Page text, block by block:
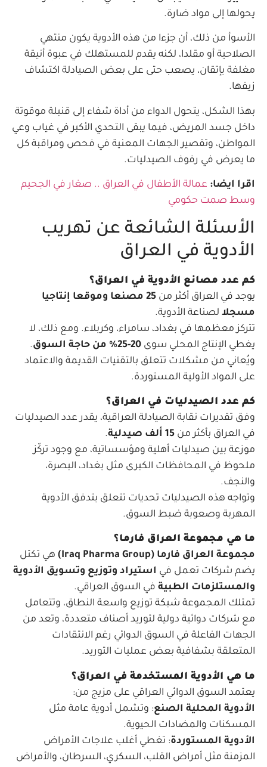
يحولها إلى مواد ضارة.
الأسوأ من ذلك، أن جزءا من هذه الأدوية يكون منتهي
الصلاحية أو مقلدا، لكنه يقدم للمستهلك في عبوة أنيقة
مغلفة بإتقان، يصعب حتى على بعض الصيادلة اكتشاف
زيفها.
بهذا الشكل، يتحول الدواء من أداة شفاء إلى قنبلة موقوتة
داخل جسد المريض، فيما يبقى التحدي الأكبر في غياب وعي
المواطن، وتقصير الجهات المعنية في فحص ومراقبة كل
ما يعرض في رفوف الصيدليات.
اقرا ايضا: عمالة الأطفال في العراق .. صغار في الجحيم
وسط صمت حكومي
الأسئلة الشائعة عن تهريب
الأدوية في العراق
كم عدد مصانع الأدوية في العراق؟
يوجد في العراق أكثر من
25 مصنعا وموقعا إنتاجيا
مسجلا لصناعة الأدوية.
تتركز معظمها في بغداد، سامراء، وكربلاء. ومع ذلك، لا
يغطي الإنتاج المحلي سوى 20-25% من حاجة السوق
.
ويُعاني من مشكلات تتعلق بالتقنيات القديمة والاعتماد
على المواد الأولية المستوردة.
كم عدد الصيدليات في العراق؟
وفق تقديرات نقابة الصيادلة العراقية، يقدر عدد الصيدليات
في العراق بأكثر من 15 ألف صيدلية
.
موزعة بين صيدليات أهلية ومؤسساتية، مع وجود تركّز
ملحوظ في المحافظات الكبرى مثل بغداد، البصرة،
والنجف.
وتواجه هذه الصيدليات تحديات تتعلق بتدفق الأدوية
المهربة وصعوبة ضبط السوق.
ما هي مجموعة العراق فارما؟
مجموعة العراق فارما (Iraq Pharma Group)
هي تكتل
يضم شركات تعمل في استيراد وتوزيع وتسويق الأدوية
والمستلزمات الطبية في السوق العراقي.
تمتلك المجموعة شبكة توزيع واسعة النطاق، وتتعامل
مع شركات دوائية دولية لتوريد أصناف متعددة، وتعد من
الجهات الفاعلة في السوق الدوائي رغم الانتقادات
المتعلقة بشفافية بعض عمليات التوريد.
ما هي الأدوية المستخدمة في العراق؟
يعتمد السوق الدوائي العراقي على مزيج من:
الأدوية المحلية الصنع: وتشمل أدوية عامة مثل
المسكنات والمضادات الحيوية.
الأدوية المستوردة: تغطي أغلب علاجات الأمراض
المزمنة مثل أمراض القلب، السكري، السرطان، والأمراض